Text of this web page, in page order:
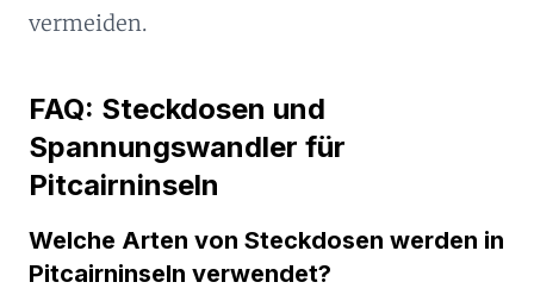
vermeiden.
FAQ: Steckdosen und
Spannungswandler für
Pitcairninseln
Welche Arten von Steckdosen werden in
Pitcairninseln verwendet?